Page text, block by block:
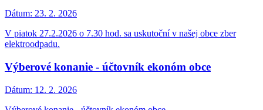
Dátum: 23. 2. 2026
V piatok 27.2.2026 o 7.30 hod. sa uskutoční v našej obce zber
elektroodpadu.
Výberové konanie - účtovník ekonóm obce
Dátum: 12. 2. 2026